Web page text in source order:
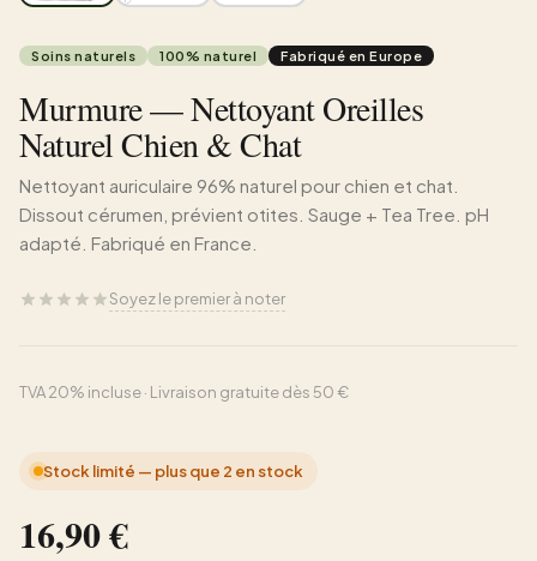
Soins naturels 100% naturel Fabriqué en Europe
Murmure — Nettoyant Oreilles
Naturel Chien & Chat
Nettoyant auriculaire 96% naturel pour chien et chat.
Dissout cérumen, prévient otites. Sauge + Tea Tree. pH
adapté. Fabriqué en France.
Soyez le premier à noter
TVA 20% incluse · Livraison gratuite dès 50 €
Stock limité — plus que 2 en stock
16,90 €